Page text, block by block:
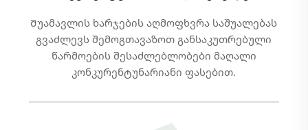
Შუამავლის ხარჯების აღმოფხვრა საშუალებას
გვაძლევს შემოგთავაზოთ განსაკუთრებული
წარმოების შესაძლებლობები მაღალი
კონკურენტუნარიანი ფასებით.